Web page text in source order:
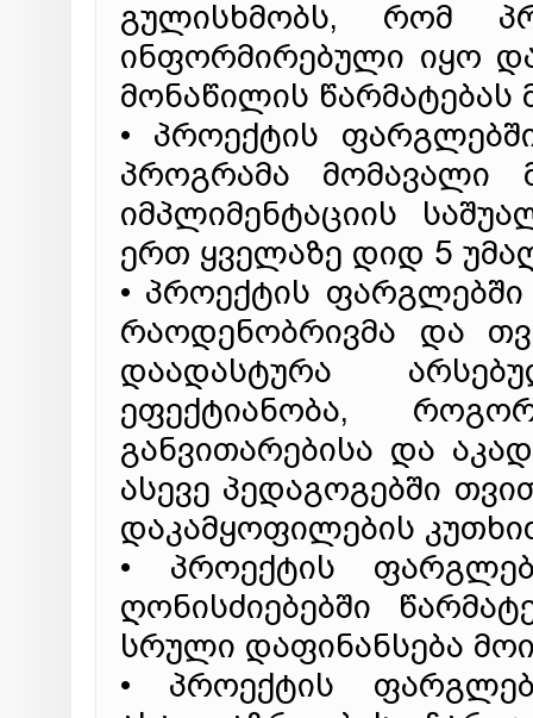
გულისხმობს, რომ
ინფორმირებული იყო
მონაწილის წარმატებას
• პროექტის
პროგრამა მომავალი
იმპლიმენტაციის
ერთ ყველაზე დიდ 5
• პროექტის
რაოდენობრივმა და
დაადასტურა
ეფექტიანობა,
განვითარებისა და
ასევე პედაგოგებში
დაკამყოფილების
• პროექტის
ღონისძიებებში
სრული დაფინანსება
• პროექტის